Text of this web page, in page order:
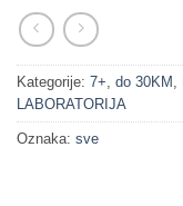
Kategorije: 7+, do 30KM ,
LABORATORIJA
Oznaka: sve